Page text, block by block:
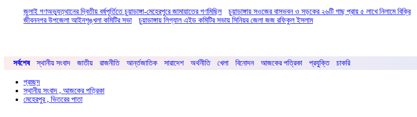
জুলাই গণঅভ্যুত্থানের দ্বিতীয় বর্ষপূর্তিতে চুয়াডাঙ্গা-মেহেরপুরে জামায়াতের গণমিছিল
চুয়াডাঙ্গায় সওজের বাসভবন ও সড়কের ২৬টি গাছ প্রায় ৫ লাখে নিলামে বিক্রি
জীবননগর উপজেলা আইনশৃঙ্খলা কমিটির সভা
চুয়াডাঙ্গায় লিগ্যাল এইড কমিটির সভায় সিনিয়র জেলা জজ রফিকুল ইসলাম
সর্বশেষ স্থানীয় সংবাদ জাতীয় রাজনীতি আর্ন্তজাতিক সারাদেশ অর্থনীতি খেলা বিনোদন আজকের পত্রিকা প্রযুক্তি চাকরি
প্রচ্ছদ
স্থানীয় সংবাদ , আজকের পত্রিকা
মেহেরপুর , ভিতরের পাতা